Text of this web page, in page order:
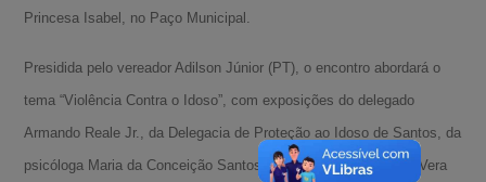
Princesa Isabel, no Paço Municipal.
Presidida pelo vereador Adilson Júnior (PT), o encontro abordará o
tema “Violência Contra o Idoso”, com exposições do delegado
Armando Reale Jr., da Delegacia de Proteção ao Idoso de Santos, da
psicóloga Maria da Conceição Santos Moraes e da enfermeira Vera